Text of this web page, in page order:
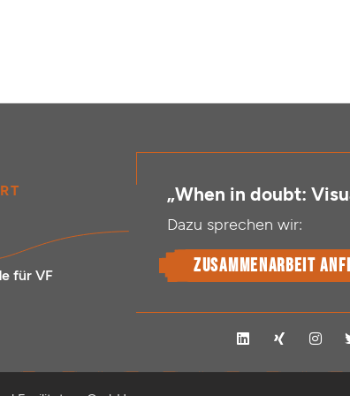
für VF
„When in doubt:
Dazu sprechen wir:
Zusammenarbeit
L
i
k
X
i
g
I
n
t